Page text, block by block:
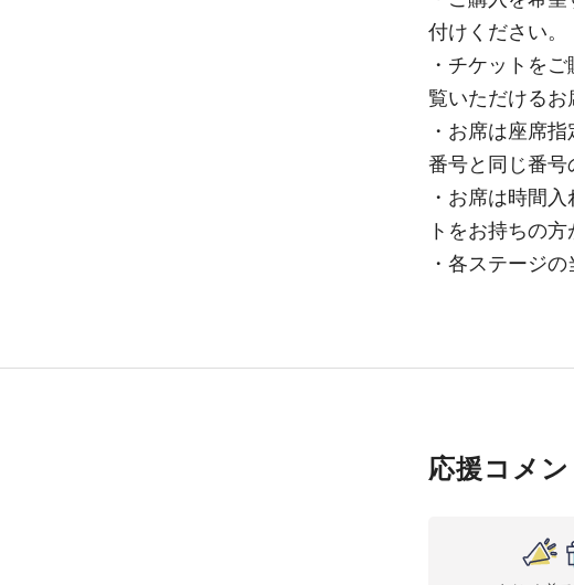
付けください。
・チケットを
覧いただけるお
・お席は座席
番号と同じ番号
・お席は時間
トをお持ちの
・各ステージ
応援コメ